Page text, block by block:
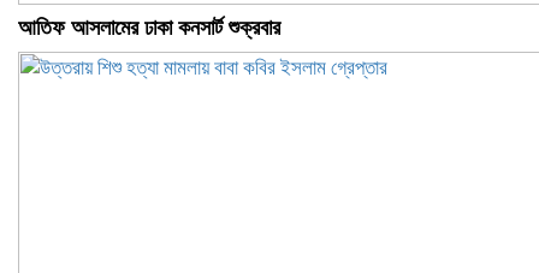
আতিফ আসলামের ঢাকা কনসার্ট শুক্রবার